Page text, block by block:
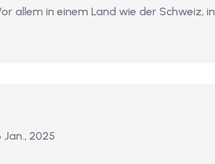
allem in einem Land wie der Schweiz, in
Jan., 2025